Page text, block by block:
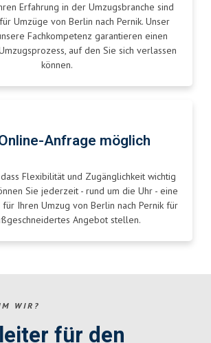
Erfahrung in der Umzugsbranche sind
Umzüge von Berlin nach Pernik. Unser
Fachkompetenz garantieren einen
auf den Sie sich verlassen
können.
Anfrage möglich
Flexibilität und Zugänglichkeit wichtig
Sie jederzeit - rund um die Uhr - eine
Ihren Umzug von Berlin nach Pernik für
Angebot stellen.
WIR?
für den